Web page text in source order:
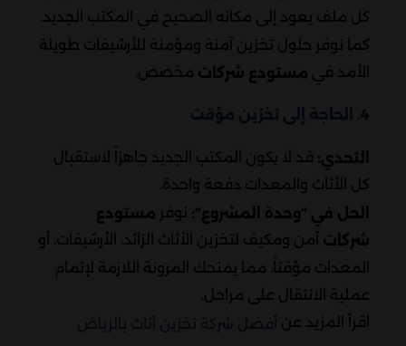
كل ملف يعود إلى مكانه الصحيح في المكتب الجديد.
كما نوفر حلول تخزين آمنة ومؤمنة للأرشيفات طويلة
الأمد في مستودع شركات مخصص.
4. الحاجة إلى تخزين مؤقت
التحدي: قد لا يكون المكتب الجديد جاهزاً لاستقبال
كل الأثاث والمعدات دفعة واحدة.
الحل في “وحدة المشروع”: نوفر مستودع
شركات آمن ومكيف لتخزين الأثاث الزائد، الأرشيفات، أو
المعدات مؤقتاً، مما يمنحك المرونة اللازمة لإتمام
عملية الانتقال على مراحل.
اقرأ المزيد عن